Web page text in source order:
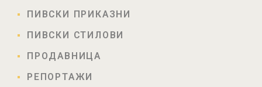
ПИВСКИ ПРИКАЗНИ
ПИВСКИ СТИЛОВИ
ПРОДАВНИЦА
РЕПОРТАЖИ